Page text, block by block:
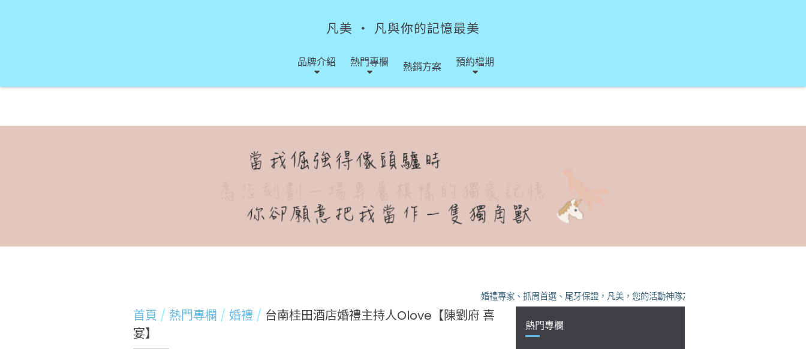
凡美 ‧ 凡與你的記憶最美
品牌介紹 熱門專欄 熱銷方案 預約檔期
熱門專欄
婚禮專家、抓周首選、尾牙保證，凡美，您的活動神隊友！
首頁 熱門專欄 婚禮
台南桂田酒店婚禮主持人Olove【陳劉府 喜
宴】